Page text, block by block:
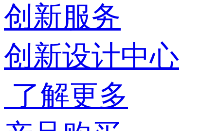
创新服务
创新设计中心
了解更多